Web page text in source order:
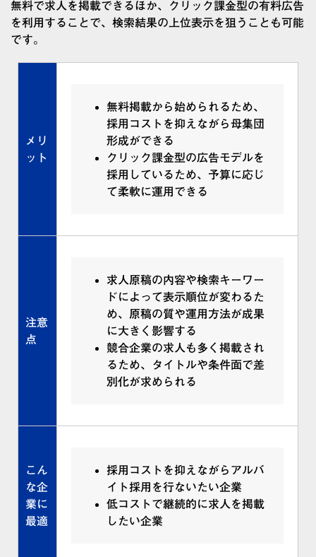
無料で求人を掲載できるほか、クリック課金型の有料広告
を利用することで、検索結果の上位表示を狙うことも可能
です。
メリ
ット
無料掲載から始められるため、
採用コストを抑えながら母集団
形成ができる
クリック課金型の広告モデルを
採用しているため、予算に応じ
て柔軟に運用できる
注意
点
求人原稿の内容や検索キーワー
ドによって表示順位が変わるた
め、原稿の質や運用方法が成果
に大きく影響する
競合企業の求人も多く掲載され
るため、タイトルや条件面で差
別化が求められる
こん
な企
業に
最適
採用コストを抑えながらアルバ
イト採用を行ないたい企業
低コストで継続的に求人を掲載
したい企業